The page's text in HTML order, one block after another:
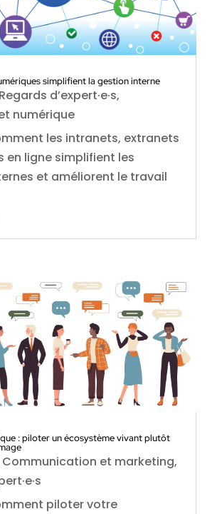
simplifient la gestion interne
Regards d’expert·e·s,
numérique
les intranets, extranets
en ligne simplifient les
et améliorent le travail
: piloter un écosystème vivant plutôt
Communication et marketing,
piloter votre